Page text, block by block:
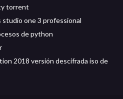
torrent
one 3 professional
de python
2018 versión descifrada iso de